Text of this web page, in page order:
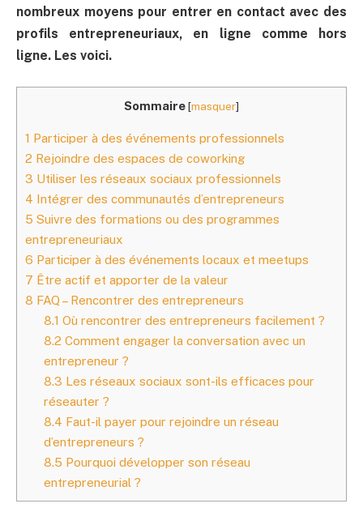
nombreux moyens pour entrer en contact avec des
profils entrepreneuriaux, en ligne comme hors
ligne. Les voici.
Sommaire[masquer]
1 Participer à des événements professionnels
2 Rejoindre des espaces de coworking
3 Utiliser les réseaux sociaux professionnels
4 Intégrer des communautés d’entrepreneurs
5 Suivre des formations ou des programmes
entrepreneuriaux
6 Participer à des événements locaux et meetups
7 Être actif et apporter de la valeur
8 FAQ – Rencontrer des entrepreneurs
8.1 Où rencontrer des entrepreneurs facilement ?
8.2 Comment engager la conversation avec un
entrepreneur ?
8.3 Les réseaux sociaux sont-ils efficaces pour
réseauter ?
8.4 Faut-il payer pour rejoindre un réseau
d’entrepreneurs ?
8.5 Pourquoi développer son réseau
entrepreneurial ?